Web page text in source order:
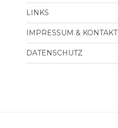
LINKS
IMPRESSUM & KONTAKT
DATENSCHUTZ